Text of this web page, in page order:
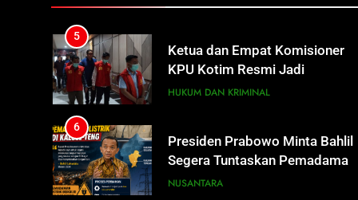
Tersangka Dugaan Korupsi
HUKUM DAN KRIMINAL
6
Presiden Prabowo Minta Bahlil
Segera Tuntaskan Pemadaman
Listrik di Kalsel-Teng
NUSANTARA
7
Sudarsono: Keberhasilan APBD
Bukan Sekadar Hemat
Anggaran
DPRD KALTENG